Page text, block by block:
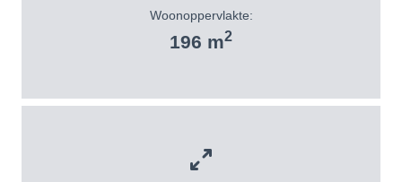
Woonoppervlakte:
196 m2